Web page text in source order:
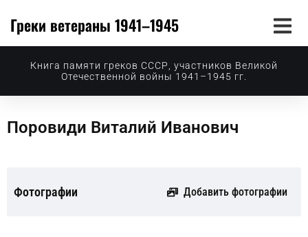
Греки ветераны 1941–1945
Книга памяти греков СССР, участников Великой
Отечественной войны 1941–1945 гг.
Поровиди Виталий Иванович
Фотографии Добавить фотографии